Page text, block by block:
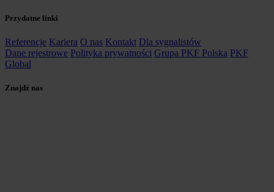
Przydatne linki
Referencje Kariera O nas Kontakt Dla sygnalistów
Dane rejestrowe Polityka prywatności Grupa PKF Polska PKF
Global
Znajdź nas